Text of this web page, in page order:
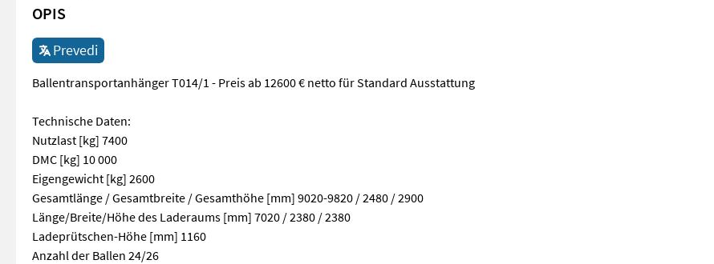
OPIS
Prevedi
Ballentransportanhänger T014/1 - Preis ab 12600 € netto für Standard Ausstattung
Technische Daten:
Nutzlast [kg] 7400
DMC [kg] 10 000
Eigengewicht [kg] 2600
Gesamtlänge / Gesamtbreite / Gesamthöhe [mm] 9020-9820 / 2480 / 2900
Länge/Breite/Höhe des Laderaums [mm] 7020 / 2380 / 2380
Ladeprütschen-Höhe [mm] 1160
Anzahl der Ballen 24/26